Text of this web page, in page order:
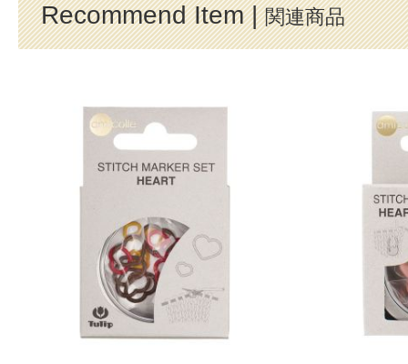
Recommend Item |関連商品